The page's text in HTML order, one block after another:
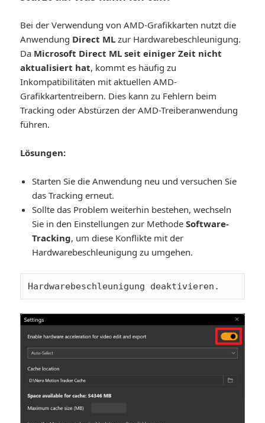
Bei der Verwendung von AMD-Grafikkarten nutzt die
Anwendung Direct ML zur Hardwarebeschleunigung.
Da Microsoft Direct ML seit einiger Zeit nicht
aktualisiert hat, kommt es häufig zu
Inkompatibilitäten mit aktuellen AMD-
Grafikkartentreibern. Dies kann zu Fehlern beim
Tracking oder Abstürzen der AMD-Treiberanwendung
führen.
Lösungen:
Starten Sie die Anwendung neu und versuchen Sie
das Tracking erneut.
Sollte das Problem weiterhin bestehen, wechseln
Sie in den Einstellungen zur MethodeSoftware-
Tracking, um diese Konflikte mit der
Hardwarebeschleunigung zu umgehen.
Hardwarebeschleunigung deaktivieren.